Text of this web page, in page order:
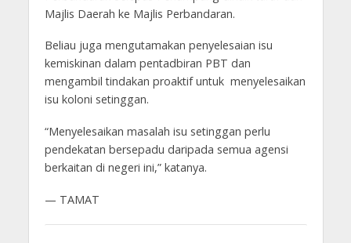
Majlis Daerah ke Majlis Perbandaran.
Beliau juga mengutamakan penyelesaian isu
kemiskinan dalam pentadbiran PBT dan
mengambil tindakan proaktif untuk menyelesaikan
isu koloni setinggan.
“Menyelesaikan masalah isu setinggan perlu
pendekatan bersepadu daripada semua agensi
berkaitan di negeri ini,” katanya.
— TAMAT